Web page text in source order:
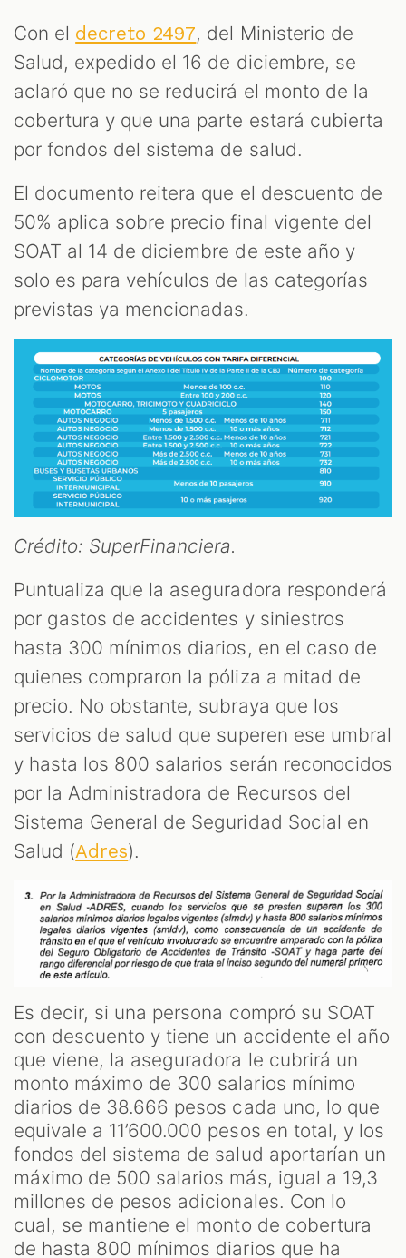
Con el decreto 2497, del Ministerio de
Salud, expedido el 16 de diciembre, se
aclaró que no se reducirá el monto de la
cobertura y que una parte estará cubierta
por fondos del sistema de salud.
El documento reitera que el descuento de
50% aplica sobre precio final vigente del
SOAT al 14 de diciembre de este año y
solo es para vehículos de las categorías
previstas ya mencionadas.
Crédito: SuperFinanciera.
Puntualiza que la aseguradora responderá
por gastos de accidentes y siniestros
hasta 300 mínimos diarios, en el caso de
quienes compraron la póliza a mitad de
precio. No obstante, subraya que los
servicios de salud que superen ese umbral
y hasta los 800 salarios serán reconocidos
por la Administradora de Recursos del
Sistema General de Seguridad Social en
Salud (Adres).
Es decir, si una persona compró su SOAT
con descuento y tiene un accidente el año
que viene, la aseguradora le cubrirá un
monto máximo de 300 salarios mínimo
diarios de 38.666 pesos cada uno, lo que
equivale a 11’600.000 pesos en total, y los
fondos del sistema de salud aportarían un
máximo de 500 salarios más, igual a 19,3
millones de pesos adicionales. Con lo
cual, se mantiene el monto de cobertura
de hasta 800 mínimos diarios que ha